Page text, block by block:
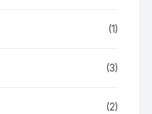
(1)
(3)
(2)